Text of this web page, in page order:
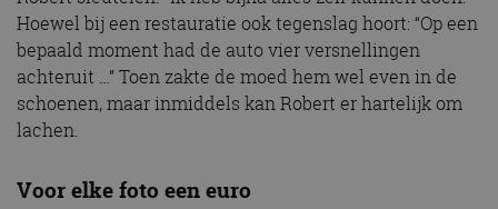
Hoewel bij een restauratie ook tegenslag hoort: “Op een
bepaald moment had de auto vier versnellingen
achteruit …” Toen zakte de moed hem wel even in de
schoenen, maar inmiddels kan Robert er hartelijk om
lachen.
Voor elke foto een euro